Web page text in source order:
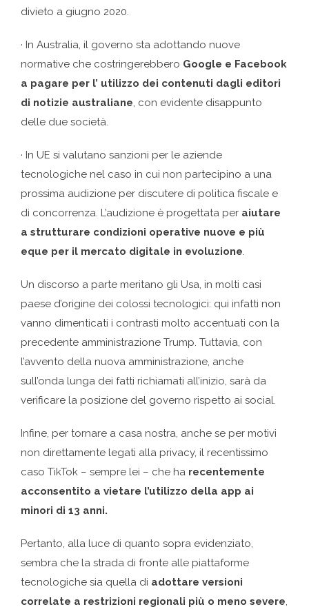
divieto a giugno 2020.
· In Australia, il governo sta adottando nuove
normative che costringerebbero Google e Facebook
a pagare per l’ utilizzo dei contenuti dagli editori
di notizie australiane, con evidente disappunto
delle due società.
· In UE si valutano sanzioni per le aziende
tecnologiche nel caso in cui non partecipino a una
prossima audizione per discutere di politica fiscale e
di concorrenza. L’audizione è progettata per aiutare
a strutturare condizioni operative nuove e più
eque per il mercato digitale in evoluzione.
Un discorso a parte meritano gli Usa, in molti casi
paese d’origine dei colossi tecnologici: qui infatti non
vanno dimenticati i contrasti molto accentuati con la
precedente amministrazione Trump. Tuttavia, con
l’avvento della nuova amministrazione, anche
sull’onda lunga dei fatti richiamati all’inizio, sarà da
verificare la posizione del governo rispetto ai social.
Infine, per tornare a casa nostra, anche se per motivi
non direttamente legati alla privacy, il recentissimo
caso TikTok – sempre lei – che ha recentemente
acconsentito a vietare l’utilizzo della app ai
minori di 13 anni.
Pertanto, alla luce di quanto sopra evidenziato,
sembra che la strada di fronte alle piattaforme
tecnologiche sia quella di adottare versioni
correlate a restrizioni regionali più o meno severe,